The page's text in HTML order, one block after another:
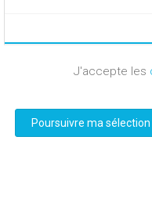
J'accepte les
Poursuivre ma sélection